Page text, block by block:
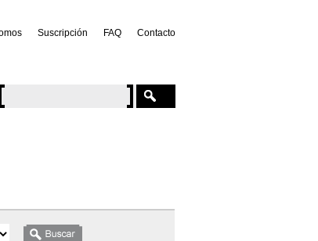
Suscripción FAQ Contacto